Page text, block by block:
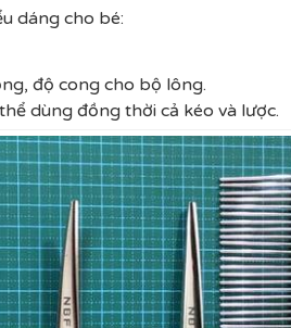
dáng cho bé:
độ cong cho bộ lông.
dùng đồng thời cả kéo và lược.